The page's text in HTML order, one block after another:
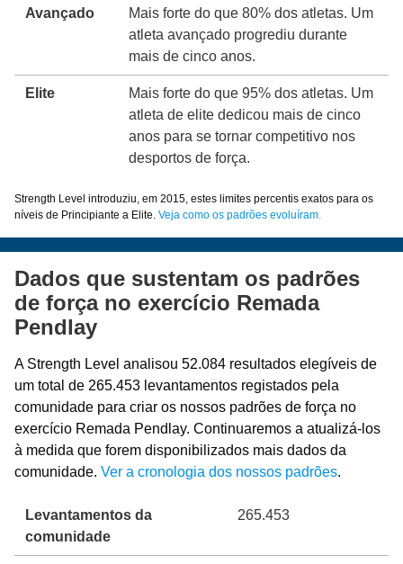
Avançado
Mais forte do que 80% dos atletas. Um
atleta avançado progrediu durante
mais de cinco anos.
Elite
Mais forte do que 95% dos atletas. Um
atleta de elite dedicou mais de cinco
anos para se tornar competitivo nos
desportos de força.
Strength Level introduziu, em 2015, estes limites percentis exatos para os
níveis de Principiante a Elite. Veja como os padrões evoluíram.
Dados que sustentam os padrões
de força no exercício Remada
Pendlay
A Strength Level analisou 52.084 resultados elegíveis de
um total de 265.453 levantamentos registados pela
comunidade para criar os nossos padrões de força no
exercício Remada Pendlay. Continuaremos a atualizá-los
à medida que forem disponibilizados mais dados da
comunidade. Ver a cronologia dos nossos padrões.
Levantamentos da
comunidade
265.453